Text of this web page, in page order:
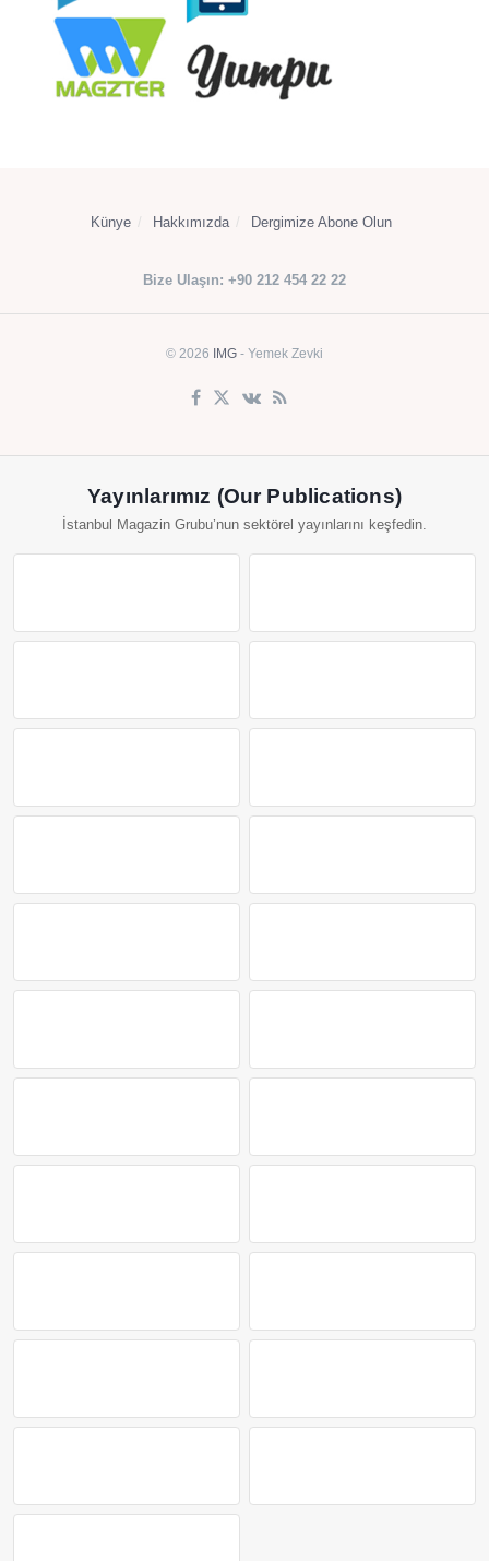
Künye Hakkımızda Dergimize Abone Olun
Bize Ulaşın: +90 212 454 22 22
© 2026 IMG - Yemek Zevki
Yayınlarımız (Our Publications)
İstanbul Magazin Grubu’nun sektörel yayınlarını keşfedin.